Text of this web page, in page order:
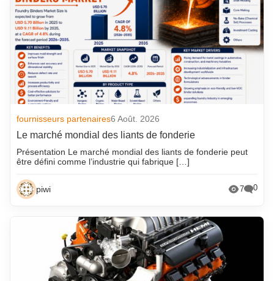
fournisseurs partenaires6 Août. 2026
Le marché mondial des liants de fonderie
Présentation Le marché mondial des liants de fonderie peut
être défini comme l’industrie qui fabrique […]
piwi 7 0